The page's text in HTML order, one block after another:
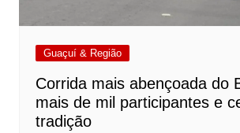
Guaçuí & Região
Corrida mais abençoada do
mais de mil participantes e
tradição